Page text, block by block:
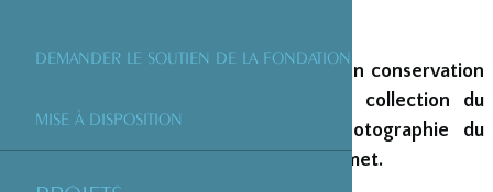
DEMANDER LE SOUTIEN DE LA FONDATION
MISE À DISPOSITION
Aide à la documentation et à la mise en conservation
du fonds photographique issu de la collection du
Docteur Dubois au département photographie du
Musée National des Arts Asiatiques Guimet.